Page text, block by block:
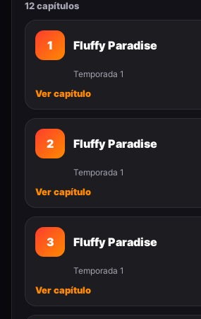
12 capítulos
1 Fluffy Paradise
Temporada 1
Ver capítulo
2 Fluffy Paradise
Temporada 1
Ver capítulo
3 Fluffy Paradise
Temporada 1
Ver capítulo